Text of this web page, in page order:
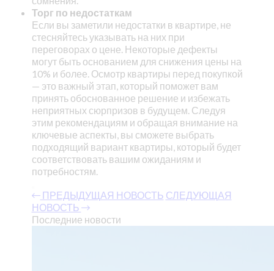
Торг по недостаткам
Если вы заметили недостатки в квартире, не
стесняйтесь указывать на них при
переговорах о цене. Некоторые дефекты
могут быть основанием для снижения цены на
10% и более. Осмотр квартиры перед покупкой
— это важный этап, который поможет вам
принять обоснованное решение и избежать
неприятных сюрпризов в будущем. Следуя
этим рекомендациям и обращая внимание на
ключевые аспекты, вы сможете выбрать
подходящий вариант квартиры, который будет
соответствовать вашим ожиданиям и
потребностям.
ПРЕДЫДУЩАЯ НОВОСТЬ СЛЕДУЮЩАЯ
НОВОСТЬ
Последние новости